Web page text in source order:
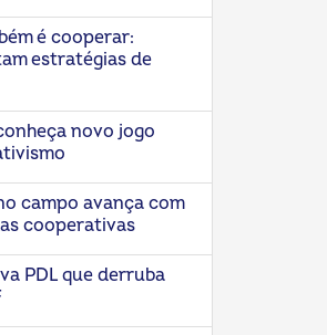
é cooperar:
estratégias de
novo jogo
campo avança com
cooperativas
PDL que derruba